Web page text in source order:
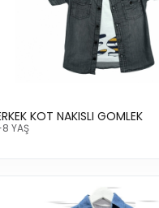
KOT NAKISLI GOMLEK
YAŞ